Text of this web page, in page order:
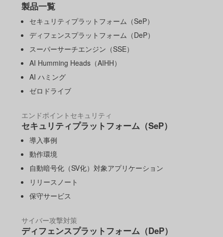
製品一覧
セキュリティプラットフォーム（SeP）
ディフェンスプラットフォーム（DeP）
スーパーサーチエンジン（SSE）
AI Humming Heads（AIHH）
AI ハミング
ゼロドライブ
エンドポイントセキュリティ
セキュリティプラットフォーム（SeP）
導入事例
動作環境
自動暗号化（SV化）対象アプリケーション
リリースノート
保守サービス
サイバー攻撃対策
ディフェンスプラットフォーム（DeP）